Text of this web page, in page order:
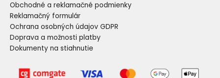
Obchodné a reklamačné podmienky
Reklamačný formulár
Ochrana osobných údajov GDPR
Doprava a možnosti platby
Dokumenty na stiahnutie